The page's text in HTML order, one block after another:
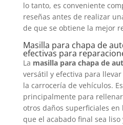
lo tanto, es conveniente
reseñas antes de realizar
de que se obtiene la mejor
Masilla para chapa de
efectivas para
La masilla para chapa de
versátil y efectiva para
la carrocería de vehículos.
principalmente para
otros daños superficiales
que el acabado final sea